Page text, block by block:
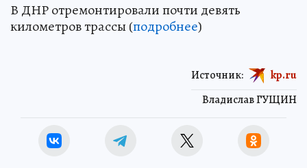
В ДНР отремонтировали почти девять
километров трассы (подробнее)
Владислав ГУЩИН
Источник: kp.ru